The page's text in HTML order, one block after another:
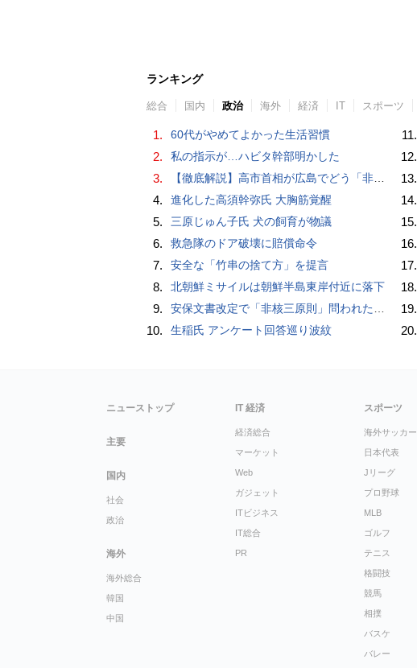
ランキング
総合 国内 政治 海外 経済 IT スポーツ
1. 60代がやめてよかった生活習慣
2. 私の指示が…ハビタ幹部明かした
3. 【徹底解説】高市首相が広島でどう「非核三原則」言及？現状にとどめ将来は明言せず 著書では「邪魔になる」と主張
4. 進化した高須幹弥氏 大胸筋覚醒
5. 三原じゅん子氏 犬の飼育が物議
6. 救急隊のドア破壊に賠償命令
7. 安全な「竹串の捨て方」を提言
8. 北朝鮮ミサイルは朝鮮半島東岸付近に落下
9. 安保文書改定で「非核三原則」問われた高市首相、「私が予断することは差し控える」…堅持維持へ明言避ける
10. 生稲氏 アンケート回答巡り波紋
11.
12.
13.
14.
15.
16.
17.
18.
19.
20.
ニューストップ
主要
国内
社会
政治
海外
海外総合
韓国
中国
IT 経済
経済総合
マーケット
Web
ガジェット
ITビジネス
IT総合
PR
スポーツ
海外サッカー
日本代表
Jリーグ
プロ野球
MLB
ゴルフ
テニス
格闘技
競馬
相撲
バスケ
バレー